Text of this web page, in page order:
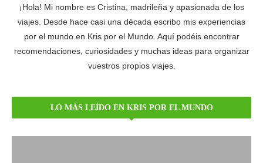
¡Hola! Mi nombre es Cristina, madrileña y apasionada de los
viajes. Desde hace casi una década escribo mis experiencias
por el mundo en Kris por el Mundo. Aquí podéis encontrar
recomendaciones, curiosidades y muchas ideas para organizar
vuestros propios viajes.
LO MÁS LEÍDO EN KRIS POR EL MUNDO